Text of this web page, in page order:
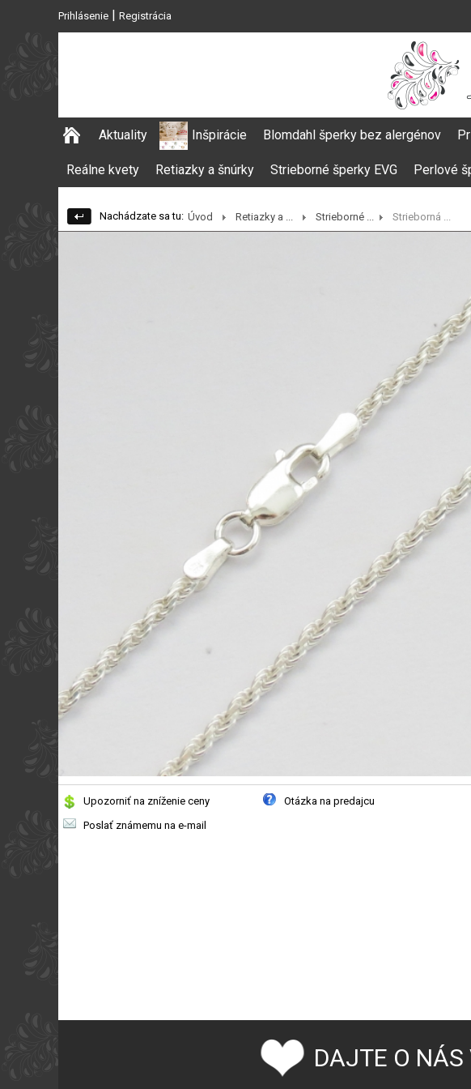
Prihlásenie | Registrácia
Aktuality Inšpirácie Blomdahl šperky bez alergénov
Reálne kvety Retiazky a šnúrky Strieborné šperky EVG Perlové
Nachádzate sa tu: Úvod Retiazky a ... Strieborné ... Strieborná ...
Upozorniť na zníženie ceny
Otázka na predajcu
Poslať známemu na e-mail
DAJTE O